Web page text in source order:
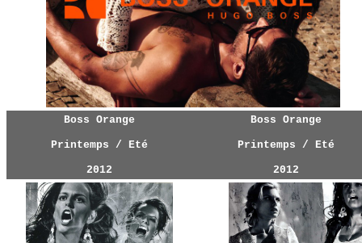
Boss Orange
Printemps / Eté
2012
Boss Orange
Printemps / Eté
2012